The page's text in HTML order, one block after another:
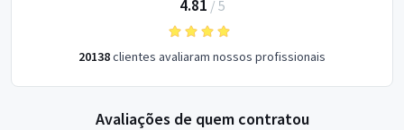
4.81 / 5
20138clientes avaliaram nossos profissionais
Avaliações de quem contratou